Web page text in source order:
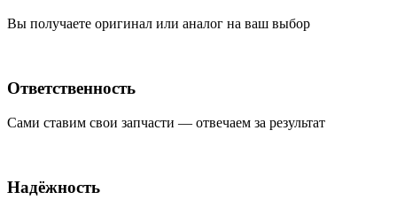
Вы получаете оригинал или аналог на ваш выбор
Ответственность
Сами ставим свои запчасти — отвечаем за результат
Надёжность